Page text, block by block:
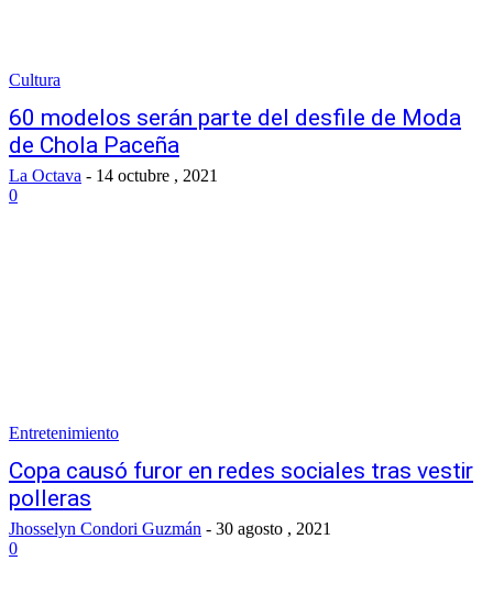
Cultura
60 modelos serán parte del desfile de Moda
de Chola Paceña
La Octava - 14 octubre , 2021
0
Entretenimiento
Copa causó furor en redes sociales tras vestir
polleras
Jhosselyn Condori Guzmán - 30 agosto , 2021
0